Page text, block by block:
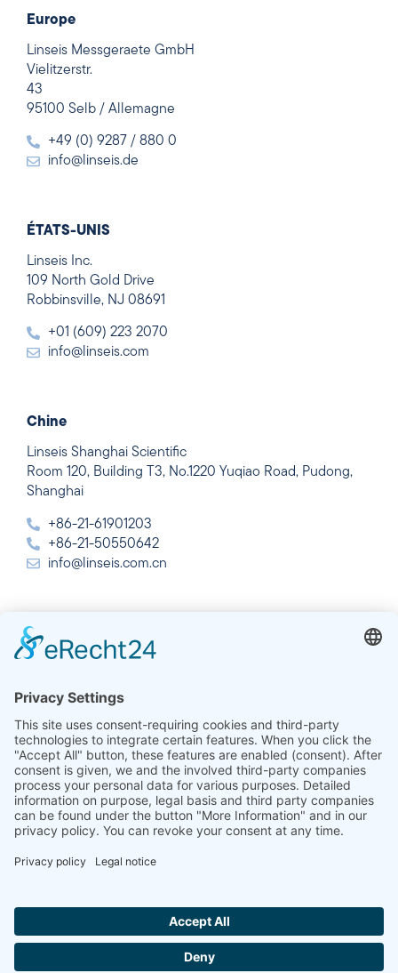
Europe
Linseis Messgeraete GmbH
Vielitzerstr.
43
95100 Selb / Allemagne
+49 (0) 9287 / 880 0
info@linseis.de
ÉTATS-UNIS
Linseis Inc.
109 North Gold Drive
Robbinsville, NJ 08691
+01 (609) 223 2070
info@linseis.com
Chine
Linseis Shanghai Scientific
Room 120, Building T3, No.1220 Yuqiao Road, Pudong,
Shanghai
+86-21-61901203
+86-21-50550642
info@linseis.com.cn
Inde
Sector 23, Dwarka, 110077 New Delhi
+91-11-42883851
sales@linseis.in
D'INFORMATION
MENTIONS
LÉGALES
PROTECTION
DES
GÉNÉRALES
Hallo ich bin LINAI! Wie kann ich dir